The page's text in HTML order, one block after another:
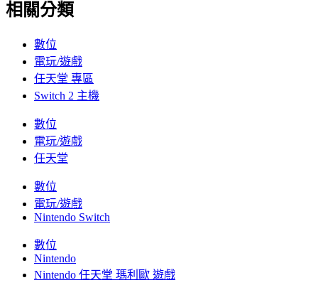
相關分類
數位
電玩/遊戲
任天堂 專區
Switch 2 主機
數位
電玩/遊戲
任天堂
數位
電玩/遊戲
Nintendo Switch
數位
Nintendo
Nintendo 任天堂 瑪利歐 遊戲